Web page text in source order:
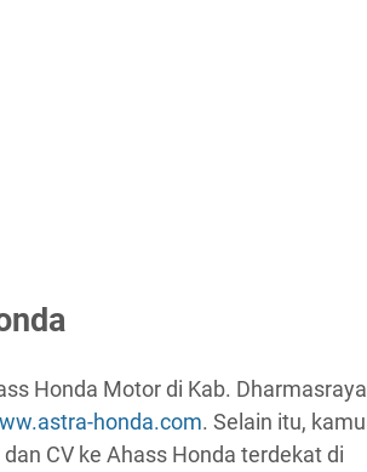
Honda Motor di Kab. Dharmasraya
honda.com. Selain itu, kamu
CV ke Ahass Honda terdekat di